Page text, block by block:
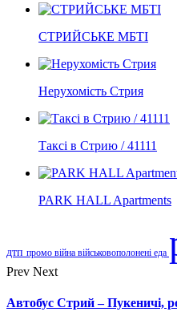
СТРИЙСЬКЕ МБТІ
Нерухомість Стрия
Таксі в Стрию / 41111
PARK HALL Apartments
дтп промо війна військовополонені еда
Prev Next
Автобус Стрий – Пукеничі,